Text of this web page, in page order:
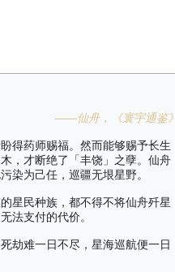
——仙舟，《寰宇通鉴》
得药师赐福。然而能够赐予长生
，才断绝了「丰饶」之孽。仙舟
染为己任，巡疆无垠星野。
星民种族，都不得不将仙舟歼星
法支付的代价。
劫难一日不尽，星海巡航便一日